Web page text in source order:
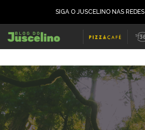
SIGA O JUSCELINO NAS REDES